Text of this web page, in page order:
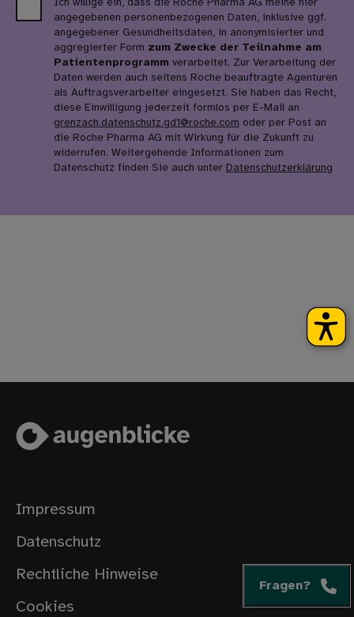
Ich willige ein, dass die Roche Pharma AG meine hier
angegebenen personenbezogenen Daten, inklusive ggf.
angegebener Gesundheitsdaten, in anonymisierter und
aggregierter Form zum Zwecke der Teilnahme am
Patientenprogramm verarbeitet. Zur Verarbeitung der
Daten werden auch seitens Roche beauftragte Agenturen
als Auftragsverarbeiter eingesetzt. Sie haben das Recht,
diese Einwilligung jederzeit formlos per E-Mail an
grenzach.datenschutz.gd1@roche.com oder per Post an
die Roche Pharma AG mit Wirkung für die Zukunft zu
widerrufen. Weitergehende Informationen zum
Datenschutz finden Sie auch unter Datenschutzerklärung
Impressum
Datenschutz
Rechtliche Hinweise
Cookies
Fragen?